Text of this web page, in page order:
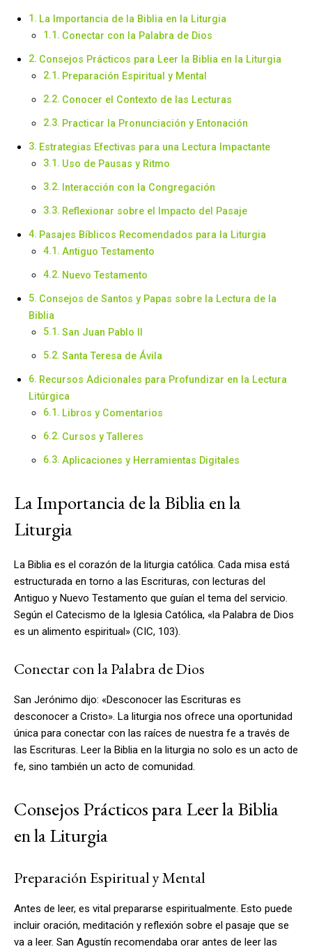
La Importancia de la Biblia en la Liturgia
Conectar con la Palabra de Dios
Consejos Prácticos para Leer la Biblia en la Liturgia
Preparación Espiritual y Mental
Conocer el Contexto de las Lecturas
Practicar la Pronunciación y Entonación
Estrategias Efectivas para una Lectura Impactante
Uso de Pausas y Ritmo
Interacción con la Congregación
Reflexionar sobre el Impacto del Pasaje
Pasajes Bíblicos Recomendados para la Liturgia
Antiguo Testamento
Nuevo Testamento
Consejos de Santos y Papas sobre la Lectura de la
Biblia
San Juan Pablo II
Santa Teresa de Ávila
Recursos Adicionales para Profundizar en la Lectura
Litúrgica
Libros y Comentarios
Cursos y Talleres
Aplicaciones y Herramientas Digitales
La Importancia de la Biblia en la
Liturgia
La Biblia es el corazón de la liturgia católica. Cada misa está
estructurada en torno a las Escrituras, con lecturas del
Antiguo y Nuevo Testamento que guían el tema del servicio.
Según el Catecismo de la Iglesia Católica, «la Palabra de Dios
es un alimento espiritual» (CIC, 103).
Conectar con la Palabra de Dios
San Jerónimo dijo: «Desconocer las Escrituras es
desconocer a Cristo». La liturgia nos ofrece una oportunidad
única para conectar con las raíces de nuestra fe a través de
las Escrituras. Leer la Biblia en la liturgia no solo es un acto de
fe, sino también un acto de comunidad.
Consejos Prácticos para Leer la Biblia
en la Liturgia
Preparación Espiritual y Mental
Antes de leer, es vital prepararse espiritualmente. Esto puede
incluir oración, meditación y reflexión sobre el pasaje que se
va a leer. San Agustín recomendaba orar antes de leer las